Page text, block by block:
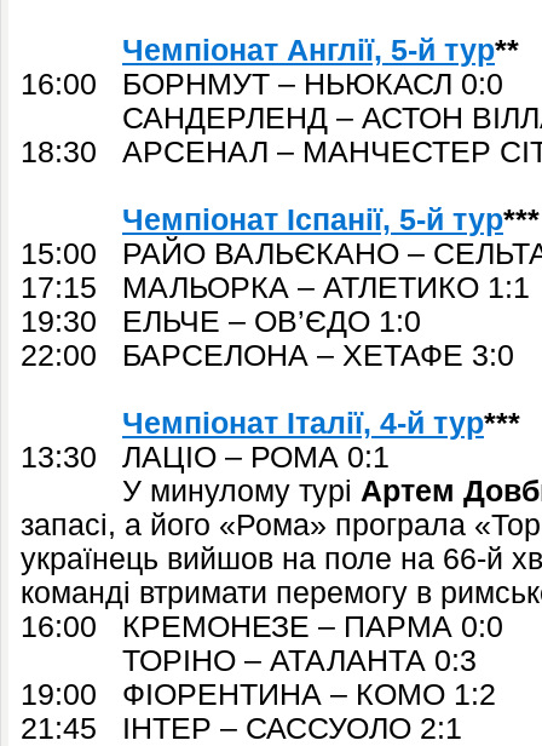
Чемпіонат Англії, 5-й тур**
16:00 БОРНМУТ – НЬЮКАСЛ 0:0
САНДЕРЛЕНД – АСТОН
18:30 АРСЕНАЛ – МАНЧЕСТЕР
Чемпіонат Іспанії, 5-й тур***
15:00 РАЙО ВАЛЬЄКАНО –
17:15 МАЛЬОРКА – АТЛЕТИКО 1:1
19:30 ЕЛЬЧЕ – ОВ’ЄДО 1:0
22:00 БАРСЕЛОНА – ХЕТАФЕ 3:0
Чемпіонат Італії, 4-й тур***
13:30 ЛАЦІО – РОМА 0:1
У минулому турі Артем
запасі, а його «Рома» програла
українець вийшов на поле на 66-й
команді втримати перемогу в
16:00 КРЕМОНЕЗЕ – ПАРМА 0:0
ТОРІНО – АТАЛАНТА 0:3
19:00 ФІОРЕНТИНА – КОМО 1:2
21:45 ІНТЕР – САССУОЛО 2:1